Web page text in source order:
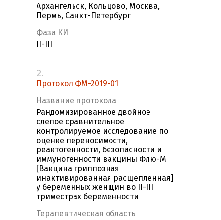
Архангельск, Кольцово, Москва,
Пермь, Санкт-Петербург
Фаза КИ
II-III
2.
Протокол ФМ-2019-01
Название протокола
Рандомизированное двойное
слепое сравнительное
контролируемое исследование по
оценке переносимости,
реактогенности, безопасности и
иммуногенности вакцины Флю-М
[Вакцина гриппозная
инактивированная расщепленная]
у беременных женщин во II-III
триместрах беременности
Терапевтическая область